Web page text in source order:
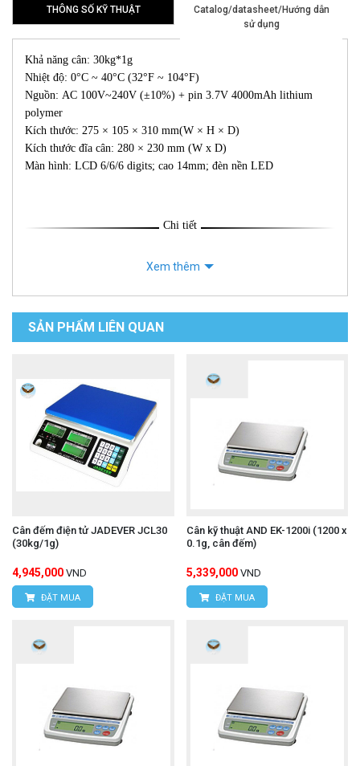
THÔNG SỐ KỸ THUẬT
Catalog/datasheet/Hướng dẫn
sử dụng
Khả năng cân: 30kg*1g
Nhiệt độ: 0°C ~ 40°C (32°F ~ 104°F)
Nguồn: AC 100V~240V (±10%) + pin 3.7V 4000mAh lithium
polymer
Kích thước: 275 × 105 × 310 mm(W × H × D)
Kích thước đĩa cân: 280 × 230 mm (W x D)
Màn hình: LCD 6/6/6 digits; cao 14mm; đèn nền LED
Chi tiết
Xem thêm
SẢN PHẨM LIÊN QUAN
Cân đếm điện tử JADEVER JCL30
(30kg/1g)
4,945,000 VND
ĐẶT MUA
Cân kỹ thuật AND EK-1200i (1200 x
0.1g, cân đếm)
5,339,000 VND
ĐẶT MUA